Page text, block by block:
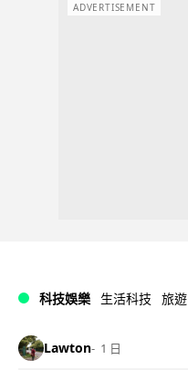
ADVERTISEMENT
科技娛樂 生活科技 旅遊
Lawton 1 日